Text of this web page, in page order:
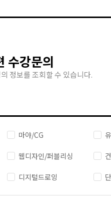
수강문의
정보를 조회할 수 있습니다.
마야/CG
웹디자인/퍼블리싱
디지털드로잉